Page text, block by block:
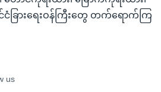
ခြားရေးဝန်ကြီးတွေ တက်ရောက်ကြ
us